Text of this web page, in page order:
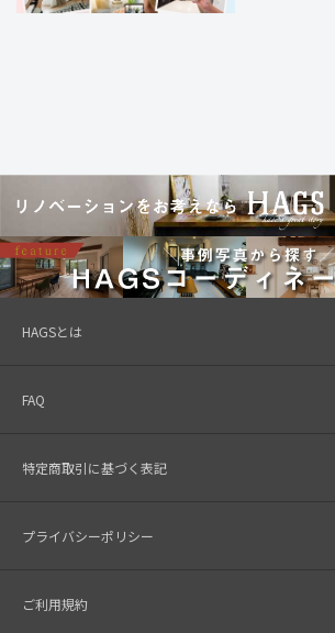
HAGSとは
FAQ
特定商取引に基づく表記
プライバシーポリシー
ご利用規約